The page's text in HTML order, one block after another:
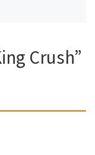
Crush”